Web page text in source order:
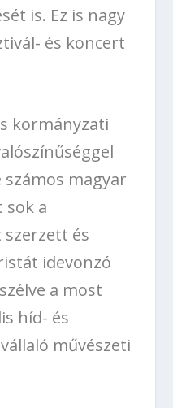
is. Ez is nagy
és koncert
kormányzati
magyar
sok a
és
idevonzó
a most
híd- és
művészeti